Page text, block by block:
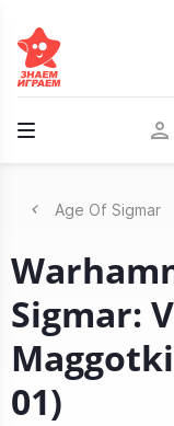
person
Age Of Sigmar
Sigmar:
01)